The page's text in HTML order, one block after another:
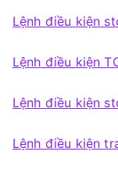
Lệnh điều kiện
Lệnh điều kiện
Lệnh điều kiện
Lệnh điều kiện